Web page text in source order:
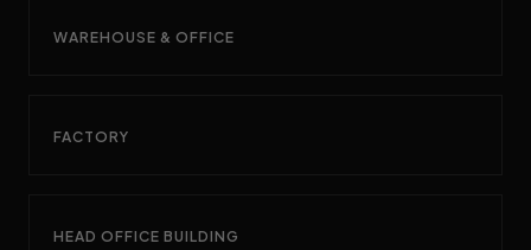
WAREHOUSE & OFFICE
FACTORY
HEAD OFFICE BUILDING